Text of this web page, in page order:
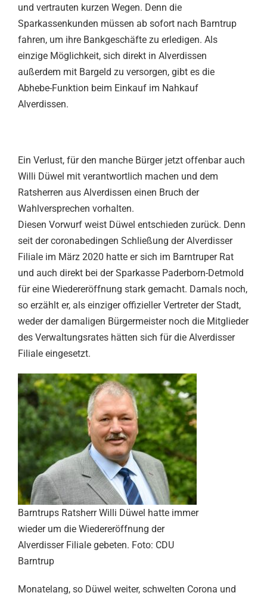
und vertrauten kurzen Wegen. Denn die
Sparkassenkunden müssen ab sofort nach Barntrup
fahren, um ihre Bankgeschäfte zu erledigen. Als
einzige Möglichkeit, sich direkt in Alverdissen
außerdem mit Bargeld zu versorgen, gibt es die
Abhebe-Funktion beim Einkauf im Nahkauf
Alverdissen.
Ein Verlust, für den manche Bürger jetzt offenbar auch
Willi Düwel mit verantwortlich machen und dem
Ratsherren aus Alverdissen einen Bruch der
Wahlversprechen vorhalten.
Diesen Vorwurf weist Düwel entschieden zurück. Denn
seit der coronabedingen Schließung der Alverdisser
Filiale im März 2020 hatte er sich im Barntruper Rat
und auch direkt bei der Sparkasse Paderborn-Detmold
für eine Wiedereröffnung stark gemacht. Damals noch,
so erzählt er, als einziger offizieller Vertreter der Stadt,
weder der damaligen Bürgermeister noch die Mitglieder
des Verwaltungsrates hätten sich für die Alverdisser
Filiale eingesetzt.
Barntrups Ratsherr Willi Düwel hatte immer
wieder um die Wiedereröffnung der
Alverdisser Filiale gebeten. Foto: CDU
Barntrup
Monatelang, so Düwel weiter, schwelten Corona und